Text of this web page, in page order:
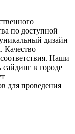
по доступной
дизайн
Качество
Наши
в городе
для проведения